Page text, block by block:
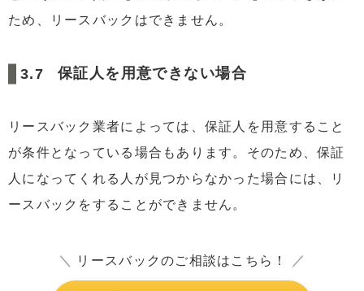
ため、リースバックはできません。
保証人を用意できない場合
リースバック業者によっては、保証人を用意すること
が条件となっている場合もあります。そのため、保証
人になってくれる人が見つからなかった場合には、リ
ースバックをすることができません。
＼ リースバックのご相談はこちら！ ／